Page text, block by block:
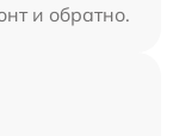
и обратно.